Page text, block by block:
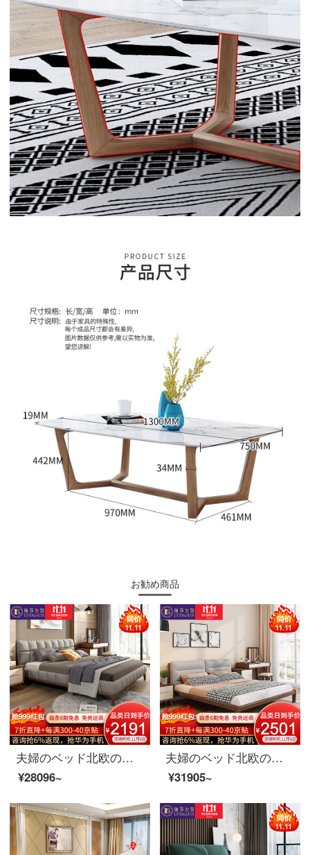
お勧め商品
夫婦のベッド北欧のベッドは、ダブルベッド1.8メートルのシンプルなベッドルームの家具のシングルベッド1800*2000
¥28096~
夫婦のベッド北欧のベッドの実木のベッドのダブルベッドの1.8メートルの簡単な寝室の布芸のベッドの結婚式の家具のベッドの1800*2000
¥31905~